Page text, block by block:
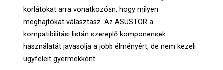
korlátokat arra vonatkozóan, hogy milyen
meghajtókat választasz. Az ASUSTOR a
kompatibilitási listán szereplő komponensek
használatát javasolja a jobb élményért, de nem kezeli
ügyfeleit gyermekként.